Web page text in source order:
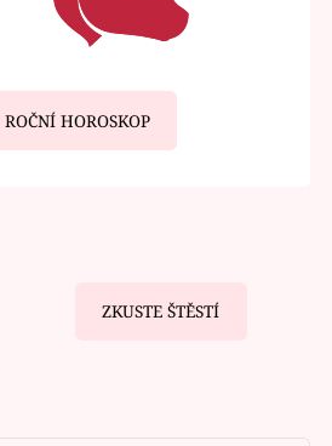
ROČNÍ HOROSKOP
ZKUSTE ŠTĚSTÍ